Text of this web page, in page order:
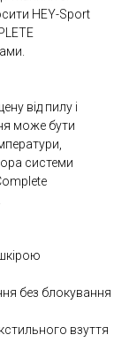
HEY-Sport
від пилу і
може бути
системи
без блокування
взуття